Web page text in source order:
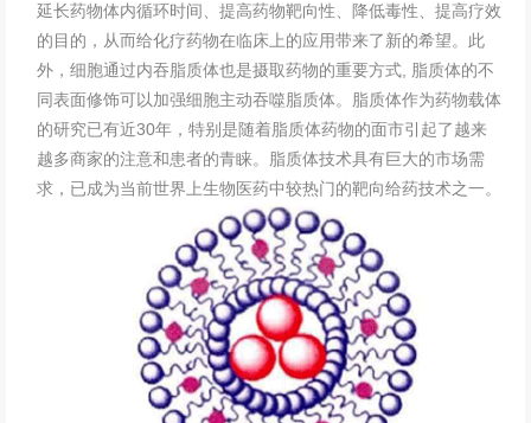
延长药物体内循环时间、提高药物靶向性、降低毒性、提高疗效
的目的，从而给化疗药物在临床上的应用带来了新的希望。此
外，细胞通过内吞脂质体也是摄取药物的重要方式, 脂质体的不
同表面修饰可以加强细胞主动吞噬脂质体。脂质体作为药物载体
的研究已有近30年，特别是随着脂质体药物的面市引起了越来
越多商家的注意和患者的青睐。脂质体技术具有巨大的市场需
求，已成为当前世界上生物医药中较热门的靶向给药技术之一。